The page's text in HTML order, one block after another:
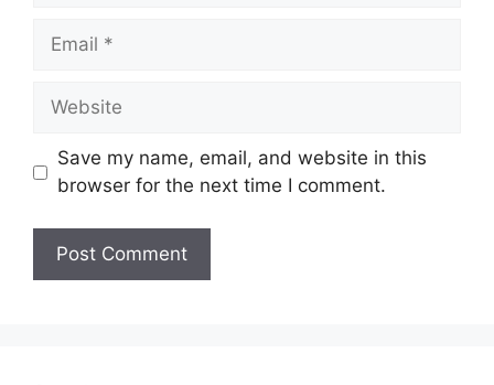
Email
Website
Save my name, email, and website in this
browser for the next time I comment.